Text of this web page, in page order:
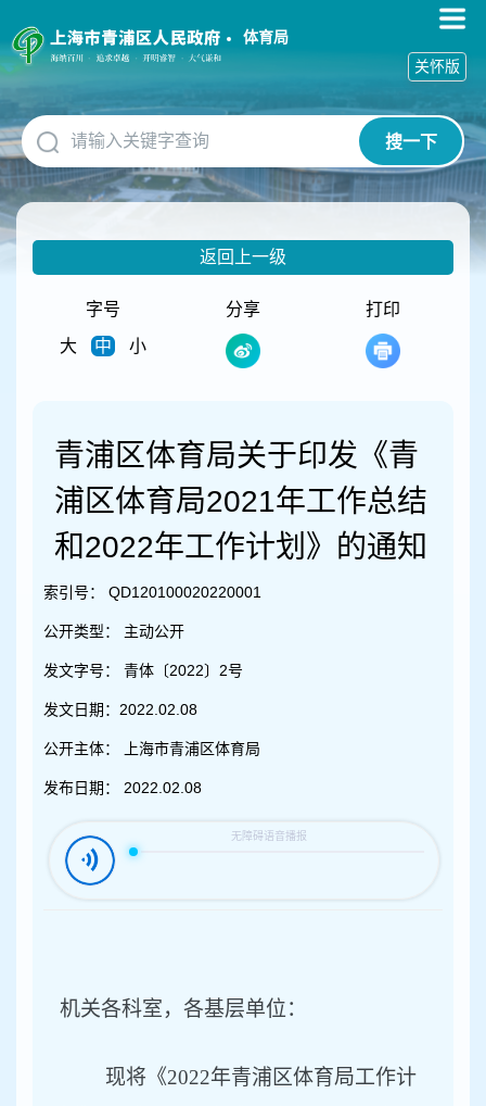
障
碍
作
说
明
跳
到
网
体育局
搜一下
关怀版
返回上一级
字号
大
中 小
分享 打印
青浦区体育局关于印发《青
浦区体育局2021年工作总结
和2022年工作计划》的通知
索引号： QD120100020220001
公开类型： 主动公开
发文字号： 青体〔2022〕2号
发文日期： 2022.02.08
公开主体： 上海市青浦区体育局
发布日期： 2022.02.08
机关各科室，各基层单位：
现将 《2022年青浦区体育局工作计